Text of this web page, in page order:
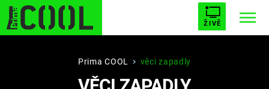
ŽIVĚ
STARHOUSE BUFFY, PŘEMOŽITELKA UPÍRŮ
PLNEJ KOTEL AVENGERS 5
Prima COOL věci zapadly